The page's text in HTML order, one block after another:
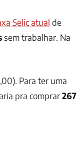
Selic atual de
sem trabalhar. Na
Para ter uma
pra comprar267